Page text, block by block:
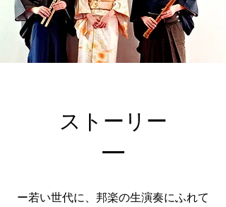
ストーリー
ー若い世代に、邦楽の生演奏にふれて